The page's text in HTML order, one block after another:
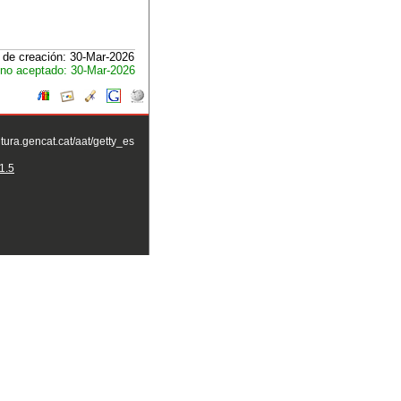
de creación: 30-Mar-2026
aceptado: 30-Mar-2026
aat/getty_es